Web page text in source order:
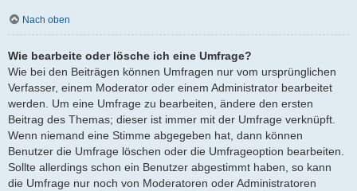
Nach oben
Wie bearbeite oder lösche ich eine Umfrage?
Wie bei den Beiträgen können Umfragen nur vom ursprünglichen
Verfasser, einem Moderator oder einem Administrator bearbeitet
werden. Um eine Umfrage zu bearbeiten, ändere den ersten
Beitrag des Themas; dieser ist immer mit der Umfrage verknüpft.
Wenn niemand eine Stimme abgegeben hat, dann können
Benutzer die Umfrage löschen oder die Umfrageoption bearbeiten.
Sollte allerdings schon ein Benutzer abgestimmt haben, so kann
die Umfrage nur noch von Moderatoren oder Administratoren